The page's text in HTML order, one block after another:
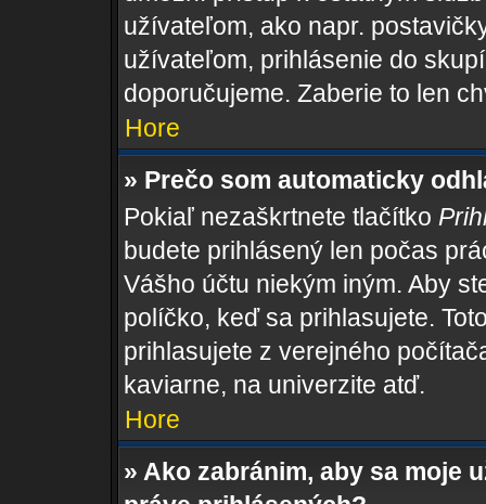
užívateľom, ako napr.
užívateľom, prihlásenie do
doporučujeme. Zaberie to len
Hore
» Prečo som automaticky
Pokiaľ nezaškrtnete tlačítko
budete prihlásený len počas
Vášho účtu niekým iným. Aby
políčko, keď sa prihlasujete.
prihlasujete z verejného
kaviarne, na univerzite atď.
Hore
» Ako zabránim, aby sa moje